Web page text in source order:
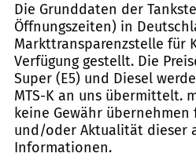
Die Grunddaten der
Öffnungszeiten) in
Markttransparenzstelle für
Verfügung gestellt. Die
Super (E5) und Diesel
MTS-K an uns übermittelt.
keine Gewähr
und/oder Aktualität dieser
Informationen.